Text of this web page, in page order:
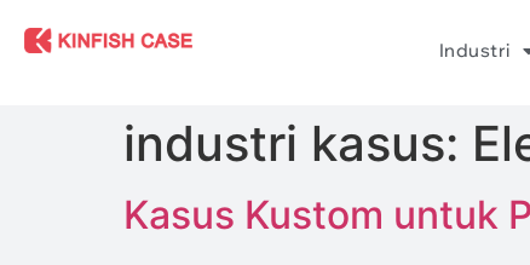
Industri
industri kasus:
Kasus Kustom untuk